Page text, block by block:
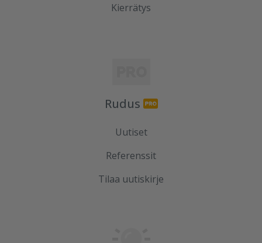
Kierrätys
Rudus
Uutiset
Referenssit
Tilaa uutiskirje